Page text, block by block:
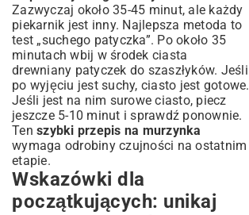
Zazwyczaj około 35-45 minut, ale każdy
piekarnik jest inny. Najlepsza metoda to
test „suchego patyczka”. Po około 35
minutach wbij w środek ciasta
drewniany patyczek do szaszłyków. Jeśli
po wyjęciu jest suchy, ciasto jest gotowe.
Jeśli jest na nim surowe ciasto, piecz
jeszcze 5-10 minut i sprawdź ponownie.
Ten szybki przepis na murzynka
wymaga odrobiny czujności na ostatnim
etapie.
Wskazówki dla
początkujących: unikaj